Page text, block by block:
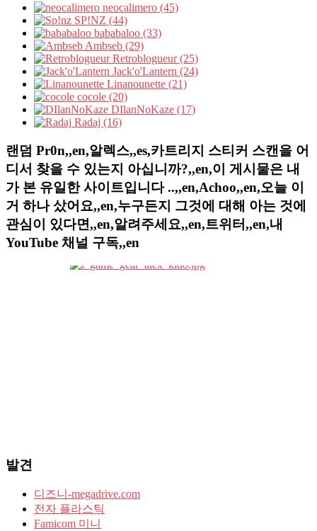
neocalimero (45)
SP!NZ (44)
bababaloo (33)
Ambseb (29)
Retroblogueur (25)
Jack'o'Lantern (24)
Linanounette (21)
cocole (20)
DIlanNoKaze (17)
Radaj (16)
랜덤 Pr0n,,en,알렉스,,es,카트리지 스티커 스캔을 어
디서 찾을 수 있는지 아십니까?,,en,이 게시물은 내
가 본 유일한 사이트입니다 ..,,en,Achoo,,en,오늘 이
거 하나 샀어요,,en,누구든지 그것에 대해 아는 것에
관심이 있다면,,en,알려주세요,,en,트위터,,en,내
YouTube 채널 구독,,en
발견
디즈니-megadrive.com
전자 플라스틱
Famicom 미니